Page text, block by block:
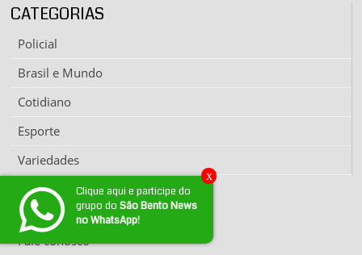
CATEGORIAS
Policial
Brasil e Mundo
Cotidiano
Esporte
Variedades
EXPEDIENTE
Fale conosco
Clique aqui e participe do
grupo do São Bento News
no WhatsApp!
x